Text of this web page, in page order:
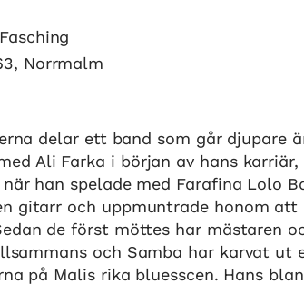
Fasching
Norrmalm
delar ett band som går djupare
Ali Farka i början av hans
han spelade med Farafina Lolo
gitarr och uppmuntrade honom
de först möttes har mästaren
och Samba har karvat ut
på Malis rika bluesscen. Hans